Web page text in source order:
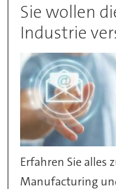
Sie wollen
Industrie
Erfahren Sie alles
Manufacturing